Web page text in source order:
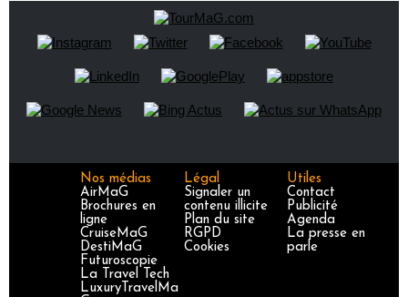
Nos médias
AirMaG
Brochures en
ligne
CruiseMaG
DestiMaG
Futuroscopie
La Travel Tech
LuxuryTravelMa
Légal
Signaler un
contenu illicite
Plan du site
RGPD
Cookies
Utiles
Contact
Publicité
Agenda
La presse en
parle